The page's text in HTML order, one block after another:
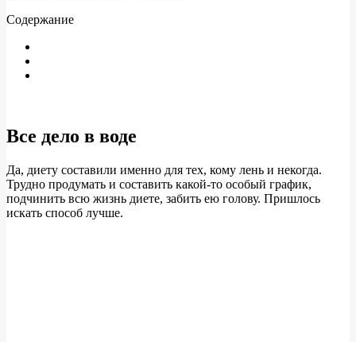
Содержание
Все дело в воде
Да, диету составили именно для тех, кому лень и некогда.
Трудно продумать и составить какой-то особый график,
подчинить всю жизнь диете, забить ею голову. Пришлось
искать способ лучше.